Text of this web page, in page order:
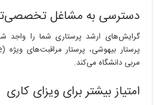
دسترسی به مشاغل
گرایش‌های ارشد پرستاری شما را واجد
مربی دانشگاه می‌کند.
امتیاز بیشتر برای ویزای کاری